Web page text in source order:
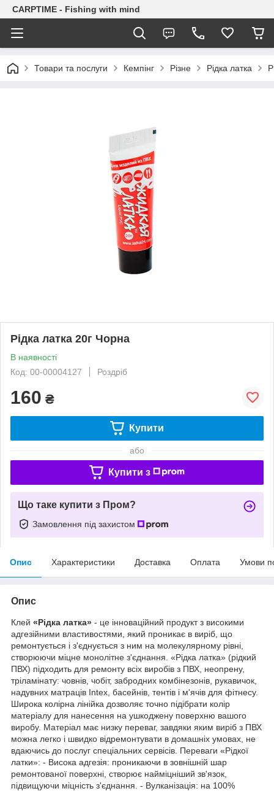
CARPTIME - Fishing with mind
Товари та послуги Кемпінг Різне Рідка латка
Рідка латка 20г Чорна
В наявності
Код: 00-00004127
Роздріб
160 ₴
Купити
або
Купити з
Що таке купити з Пром?
Замовлення під захистом
Опис Характеристики Доставка Оплата Умови
Опис
Клей «Рідка латка» - це інноваційний продукт з високими
адгезійними властивостями, який проникає в виріб, що
ремонтується і з'єднується з ним на молекулярному рівні,
створюючи міцне монолітне з'єднання. «Рідка латка» (рідкий
ПВХ) підходить для ремонту всіх виробів з ПВХ, неопрену,
тріламінату: човнів, чобіт, забродних комбінезонів, рукавичок,
надувних матраців Intex, басейнів, тентів і м'ячів для фітнесу.
Широка колірна лінійка дозволяє точно підібрати колір
матеріалу для нанесення на ушкоджену поверхню вашого
виробу. Матеріал має низку переваг, завдяки яким виріб з ПВХ
можна легко і швидко відремонтувати в домашніх умовах, не
вдаючись до послуг спеціальних сервісів. Переваги «Рідкої
латки»: - Висока адгезія: проникаючи в зовнішній шар
ремонтованої поверхні, створює найміцніший зв'язок,
підвищуючи міцність з'єднання. - Вулканізація: на 100%